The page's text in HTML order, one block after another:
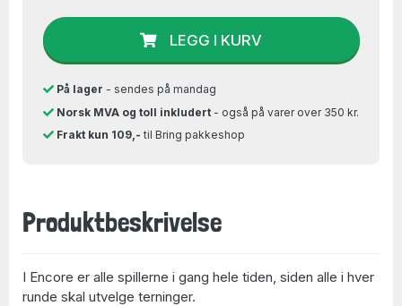
LEGG I KURV
På lager - sendes på mandag
Norsk MVA og toll inkludert- også på varer over 350 kr.
Frakt kun 109,- til Bring pakkeshop
Produktbeskrivelse
I Encore er alle spillerne i gang hele tiden, siden alle i hver
runde skal utvelge terninger.